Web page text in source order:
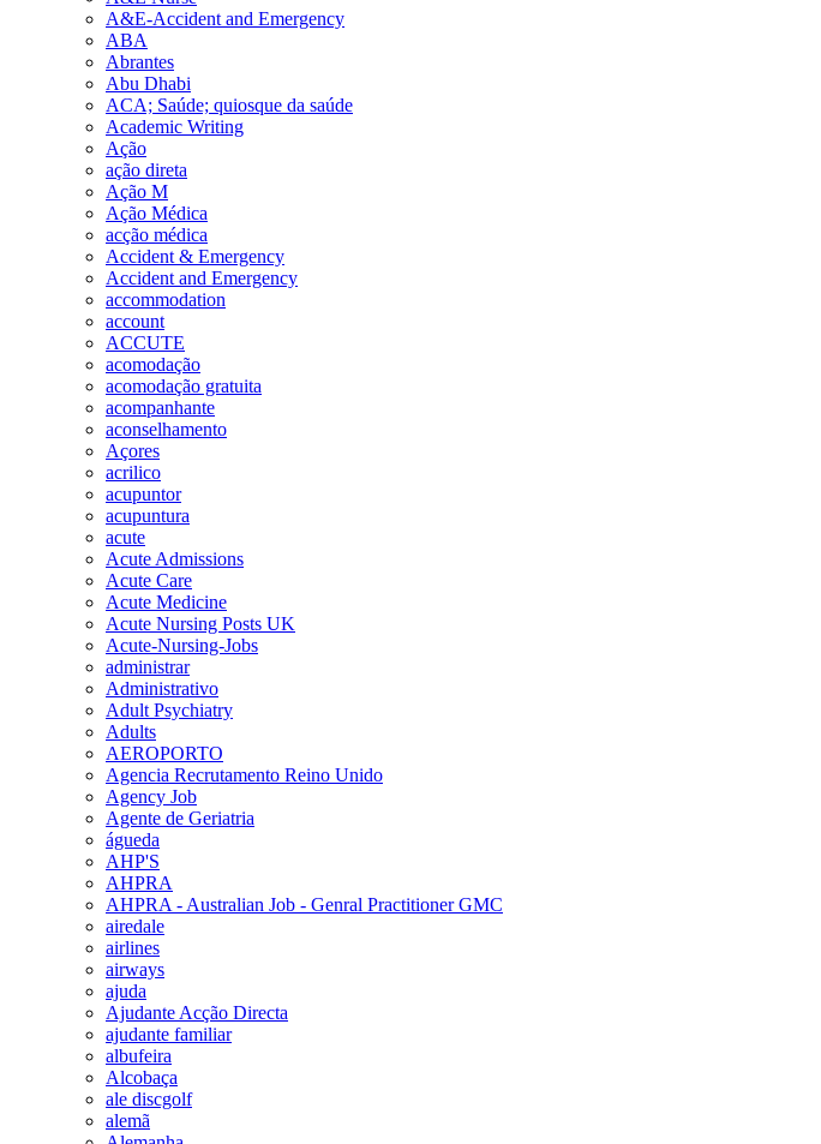
A&E-Accident and Emergency
ABA
Abrantes
Abu Dhabi
ACA; Saúde; quiosque da saúde
Academic Writing
Ação
ação direta
Ação M
Ação Médica
acção médica
Accident & Emergency
Accident and Emergency
accommodation
account
ACCUTE
acomodação
acomodação gratuita
acompanhante
aconselhamento
Açores
acrilico
acupuntor
acupuntura
acute
Acute Admissions
Acute Care
Acute Medicine
Acute Nursing Posts UK
Acute-Nursing-Jobs
administrar
Administrativo
Adult Psychiatry
Adults
AEROPORTO
Agencia Recrutamento Reino Unido
Agency Job
Agente de Geriatria
águeda
AHP'S
AHPRA
AHPRA - Australian Job - Genral Practitioner GMC
airedale
airlines
airways
ajuda
Ajudante Acção Directa
ajudante familiar
albufeira
Alcobaça
ale discgolf
alemã